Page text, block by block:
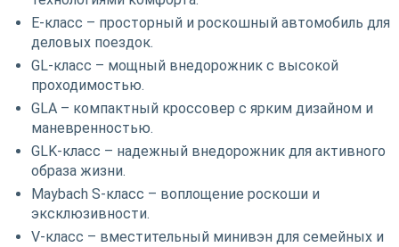
E-класс – просторный и роскошный автомобиль для
деловых поездок.
GL-класс – мощный внедорожник с высокой
проходимостью.
GLA – компактный кроссовер с ярким дизайном и
маневренностью.
GLK-класс – надежный внедорожник для активного
образа жизни.
Maybach S-класс – воплощение роскоши и
эксклюзивности.
V-класс – вместительный минивэн для семейных и